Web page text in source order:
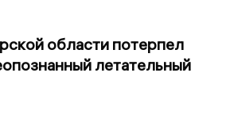
области потерпел
летательный